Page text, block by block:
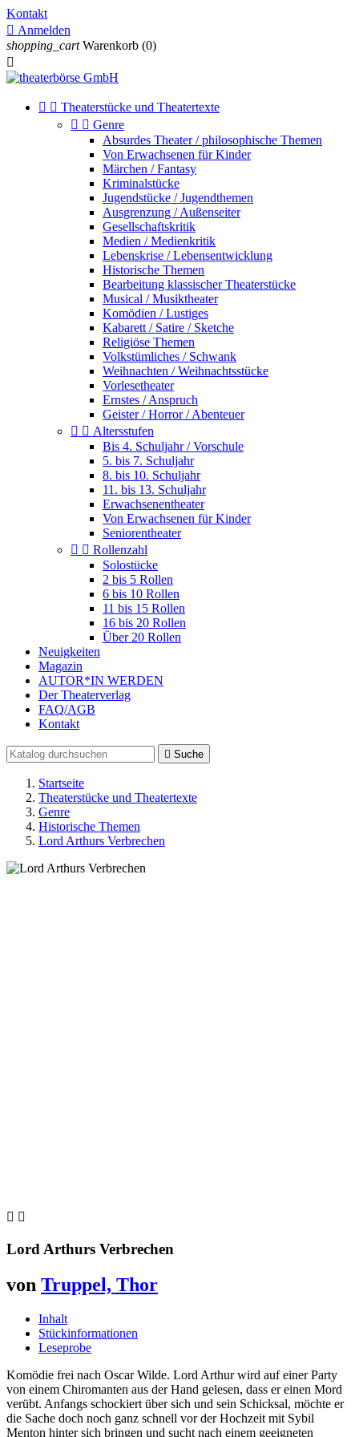
Kontakt
 Anmelden
shopping_cart Warenkorb (0)

  Theaterstücke und Theatertexte
  Genre
Absurdes Theater / philosophische Themen
Von Erwachsenen für Kinder
Märchen / Fantasy
Kriminalstücke
Jugendstücke / Jugendthemen
Ausgrenzung / Außenseiter
Gesellschaftskritik
Medien / Medienkritik
Lebenskrise / Lebensentwicklung
Historische Themen
Bearbeitung klassischer Theaterstücke
Musical / Musiktheater
Komödien / Lustiges
Kabarett / Satire / Sketche
Religiöse Themen
Volkstümliches / Schwank
Weihnachten / Weihnachtsstücke
Vorlesetheater
Ernstes / Anspruch
Geister / Horror / Abenteuer
  Altersstufen
Bis 4. Schuljahr / Vorschule
5. bis 7. Schuljahr
8. bis 10. Schuljahr
11. bis 13. Schuljahr
Erwachsenentheater
Von Erwachsenen für Kinder
Seniorentheater
  Rollenzahl
Solostücke
2 bis 5 Rollen
6 bis 10 Rollen
11 bis 15 Rollen
16 bis 20 Rollen
Über 20 Rollen
Neuigkeiten
Magazin
AUTOR*IN WERDEN
Der Theaterverlag
FAQ/AGB
Kontakt
 Suche
Startseite
Theaterstücke und Theatertexte
Genre
Historische Themen
Lord Arthurs Verbrechen
 
Lord Arthurs Verbrechen
von Truppel, Thor
Inhalt
Stückinformationen
Leseprobe
Komödie frei nach Oscar Wilde. Lord Arthur wird auf einer Party
von einem Chiromanten aus der Hand gelesen, dass er einen Mord
verübt. Anfangs schockiert über sich und sein Schicksal, möchte er
die Sache doch noch ganz schnell vor der Hochzeit mit Sybil
Menton hinter sich bringen und sucht nach einem geeigneten